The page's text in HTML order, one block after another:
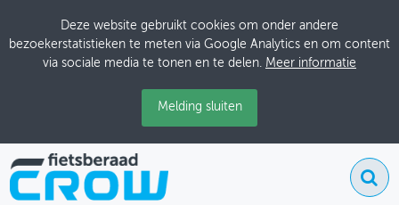
Deze website gebruikt cookies om onder andere
bezoekerstatistieken te meten via Google Analytics en om content
via sociale media te tonen en te delen. Meer informatie
Melding sluiten